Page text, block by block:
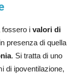
fossero i valori di
presenza di quella
. Si tratta di uno
di ipoventilazione,